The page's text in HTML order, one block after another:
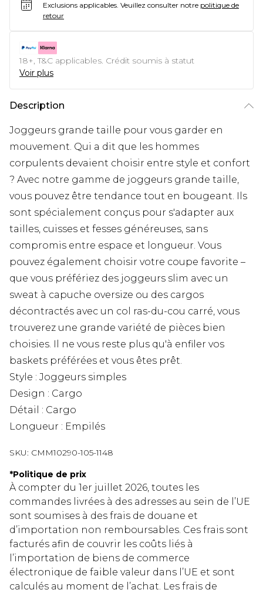
Exclusions applicables. Veuillez consulter notre politique de
retour
18+, T&C applicables. Crédit soumis à statut
Voir plus
Description
Joggeurs grande taille pour vous garder en
mouvement. Qui a dit que les hommes
corpulents devaient choisir entre style et confort
? Avec notre gamme de joggeurs grande taille,
vous pouvez être tendance tout en bougeant. Ils
sont spécialement conçus pour s'adapter aux
tailles, cuisses et fesses généreuses, sans
compromis entre espace et longueur. Vous
pouvez également choisir votre coupe favorite –
que vous préfériez des joggeurs slim avec un
sweat à capuche oversize ou des cargos
décontractés avec un col ras-du-cou carré, vous
trouverez une grande variété de pièces bien
choisies. Il ne vous reste plus qu'à enfiler vos
baskets préférées et vous êtes prêt.
Style : Joggeurs simples
Design : Cargo
Détail : Cargo
Longueur : Empilés
SKU: CMM10290-105-1148
*Politique de prix
À compter du 1er juillet 2026, toutes les
commandes livrées à des adresses au sein de l’UE
sont soumises à des frais de douane et
d’importation non remboursables. Ces frais sont
facturés afin de couvrir les coûts liés à
l’importation de biens de commerce
électronique de faible valeur dans l’UE et sont
calculés au moment de l’achat. Les frais de